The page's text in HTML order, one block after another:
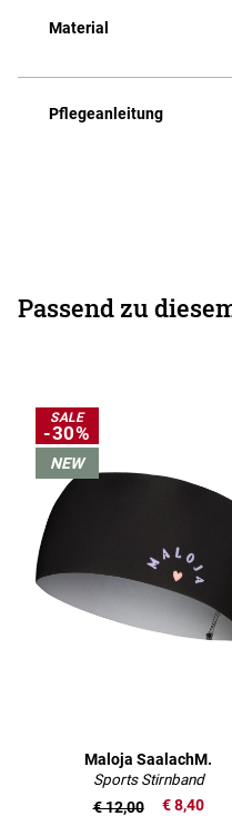
Material
Pflegeanleitung
Passend zu
SALE
-30%
NEW
Maloja SaalachM.
Sports Stirnband
€ 8,40
€ 12,00